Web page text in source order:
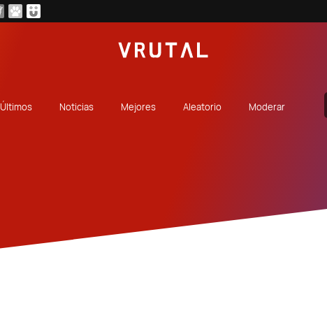
Últimos Noticias Mejores Aleatorio Moderar